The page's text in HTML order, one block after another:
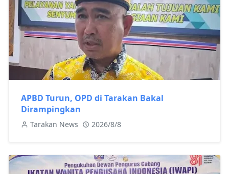
APBD Turun, OPD di Tarakan Bakal
Dirampingkan
Tarakan News 2026/8/8